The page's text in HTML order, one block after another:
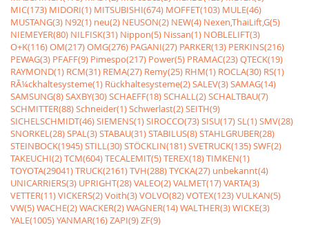
MIC(173) MIDORI(1) MITSUBISHI(674) MOFFET(103) MULE(46)
MUSTANG(3) N92(1) neu(2) NEUSON(2) NEW(4) Nexen,ThaiLift,G(5)
NIEMEYER(80) NILFISK(31) Nippon(5) Nissan(1) NOBLELIFT(3)
O+K(116)OM(217)OMG(276) PAGANI(27) PARKER(13) PERKINS(216)
PEWAG(3) PFAFF(9) Pimespo(217) Power(5) PRAMAC(23)QTECK(19)
RAYMOND(1) RCM(31) REMA(27) Remy(25) RHM(1) ROCLA(30) RS(1)
RÃ¼ckhaltesysteme(1) Rückhaltesysteme(2)SALEV(3)SAMAG(14)
SAMSUNG(8)SAXBY(30)SCHAEFF(18)SCHALL(2)SCHALTBAU(7)
SCHMITTER(88)Schneider(1)Schwerlast(2)SEITH(9)
SICHELSCHMIDT(46)SIEMENS(1)SIROCCO(73)SISU(17)SL(1)SMV(28)
SNORKEL(28)SPAL(3)STABAU(31)STABILUS(8)STAHLGRUBER(28)
STEINBOCK(1945)STILL(30)STÖCKLIN(181)SVETRUCK(135)SWF(2)
TAKEUCHI(2)TCM(604)TECALEMIT(5)TEREX(18)TIMKEN(1)
TOYOTA(29041)TRUCK(2161)TVH(288)TYCKA(27) unbekannt(4)
UNICARRIERS(3) UPRIGHT(28)VALEO(2)VALMET(17)VARTA(3)
VETTER(11)VICKERS(2)Voith(3)VOLVO(82)VOTEX(123)VULKAN(5)
VW(5)WACHE(2)WACKER(2)WAGNER(14)WALTHER(3)WICKE(3)
YALE(1005)YANMAR(16)ZAPI(9)ZF(9)